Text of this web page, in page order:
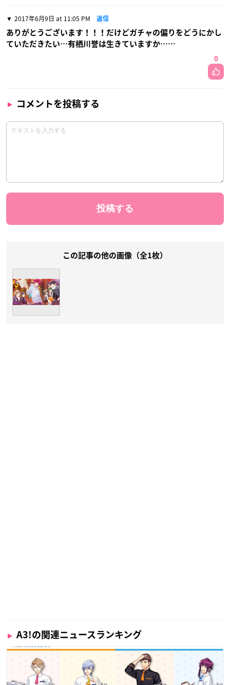
2017年6月9日 at 11:05 PM 返信
ありがとうございます！！！だけどガチャの偏りをどうにかし
ていただきたい…有栖川誉は生きていますか……
0
コメントを投稿する
この記事の他の画像（全1枚）
A3!の関連ニュースランキング